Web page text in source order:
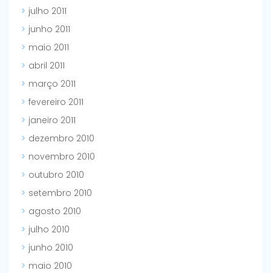
julho 2011
junho 2011
maio 2011
abril 2011
março 2011
fevereiro 2011
janeiro 2011
dezembro 2010
novembro 2010
outubro 2010
setembro 2010
agosto 2010
julho 2010
junho 2010
maio 2010